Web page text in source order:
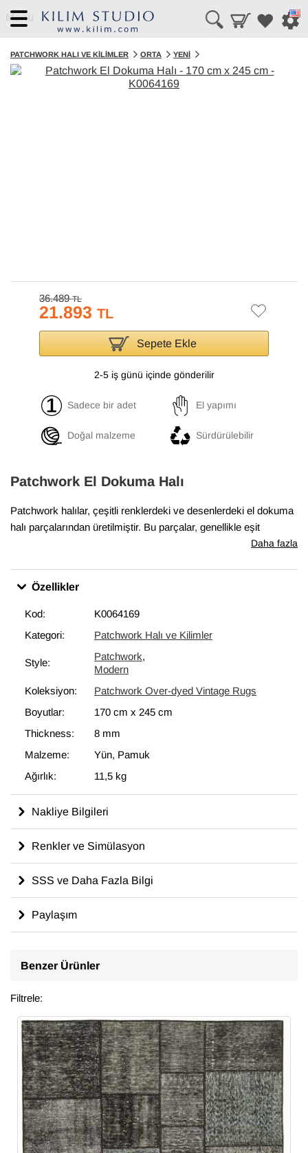
Menü
PATCHWORK HALI VE KILIMLER ORTA YENI
36.489TL
21.893 TL
Sepete Ekle
2-5 iş günü içinde gönderilir
Sadece bir adet El yapımı
Doğal malzeme Sürdürülebilir
Patchwork El Dokuma Halı
Patchwork halılar, çeşitli renklerdeki ve desenlerdeki el dokuma
halı parçalarından üretilmiştir. Bu parçalar, genellikle eşit
boyutlarda ve düzenli şekillerde kesilir ve sonra yan yana ve üst
patchwork halılar, evlerde ve ofislerde sıcak bir hava
yaratmakta, aynı zamanda odaların dekorasyonunda etkileyici
Daha fazla
Özellikler
Kod:
K0064169
Kategori:
Patchwork Halı ve Kilimler
Style:
Patchwork,
Modern
Koleksiyon:
Patchwork Over-dyed Vintage Rugs
Boyutlar:
170 cm x 245 cm
Thickness:
8 mm
Malzeme:
Yün, Pamuk
Ağırlık:
11,5 kg
Nakliye Bilgileri
Renkler ve Simülasyon
SSS ve Daha Fazla Bilgi
Paylaşım
Benzer Ürünler
Filtrele: